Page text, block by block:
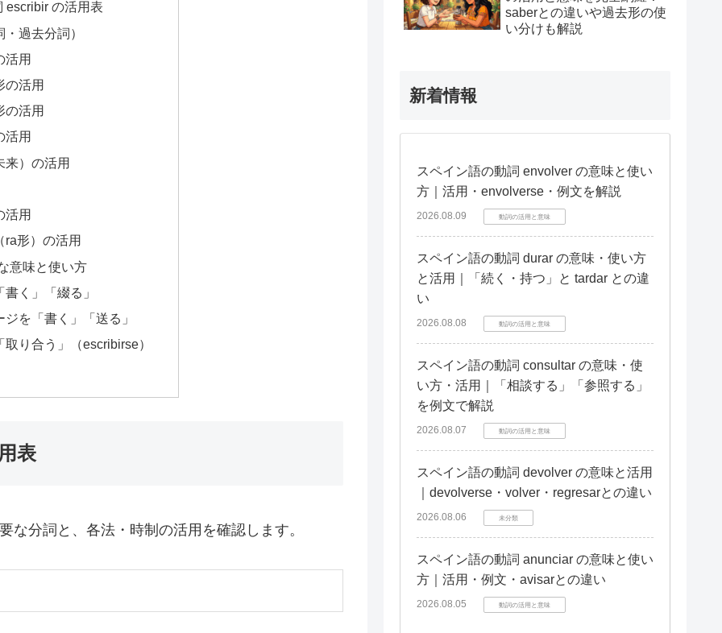
escribir の活用表
過去分詞）
活用
の活用
の活用
活用
来）の活用
活用
ra形）の活用
意味と使い方
く」「綴る」
を「書く」「送る」
り合う」（escribirse）
表
な分詞と、各法・時制の活用を確認します。
saberとの違いや過去形の使
い分けも解説
新着情報
スペイン語の動詞 envolver の意味と使い
方｜活用・envolverse・例文を解説
2026.08.09 動詞の活用と意味
スペイン語の動詞 durar の意味・使い方
と活用｜「続く・持つ」と tardar との違
い
2026.08.08 動詞の活用と意味
スペイン語の動詞 consultar の意味・使
い方・活用｜「相談する」「参照する」
を例文で解説
2026.08.07 動詞の活用と意味
スペイン語の動詞 devolver の意味と活用
｜devolverse・volver・regresarとの違い
2026.08.06 未分類
スペイン語の動詞 anunciar の意味と使い
方｜活用・例文・avisarとの違い
2026.08.05 動詞の活用と意味